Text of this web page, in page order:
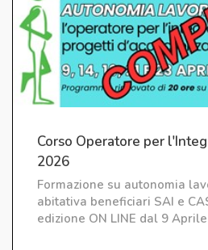
Corso Operatore per
2026
Formazione su autonomia
abitativa beneficiari SAI e
edizione ON LINE dal 9